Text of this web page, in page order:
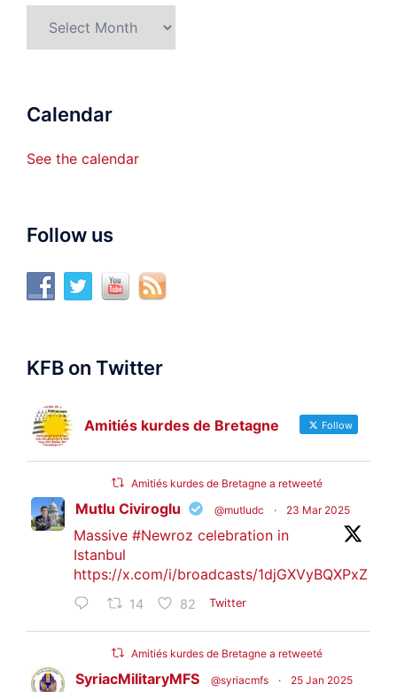
Calendar
See the calendar
Follow us
KFB on Twitter
Amitiés kurdes de Bretagne Follow
Amitiés kurdes de Bretagne a retweeté
Mutlu Civiroglu @mutludc · 23 Mar 2025
Massive #Newroz celebration in
Istanbul
https://x.com/i/broadcasts/1djGXVyBQXPxZ
14 82 Twitter
Amitiés kurdes de Bretagne a retweeté
SyriacMilitaryMFS @syriacmfs · 25 Jan 2025